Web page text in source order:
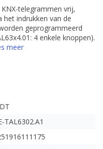
telegrammen vrij,
het indrukken van de
geprogrammeerd
4 enkele knoppen).
meer
TAL6302.A1